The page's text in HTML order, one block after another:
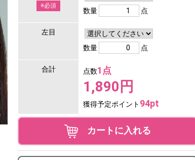
※必須
数量 点
左目
数量
点
合計 点数1点
1,890円
獲得予定ポイント 94pt
カートに入れる